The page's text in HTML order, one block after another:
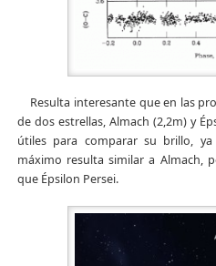
Resulta interesante que en las
de dos estrellas, Almach (2,2m) y
útiles para comparar su brillo,
máximo resulta similar a Almach,
que Épsilon Persei.